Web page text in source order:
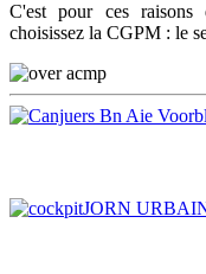
C'est pour ces
choisissez la CGPM : le